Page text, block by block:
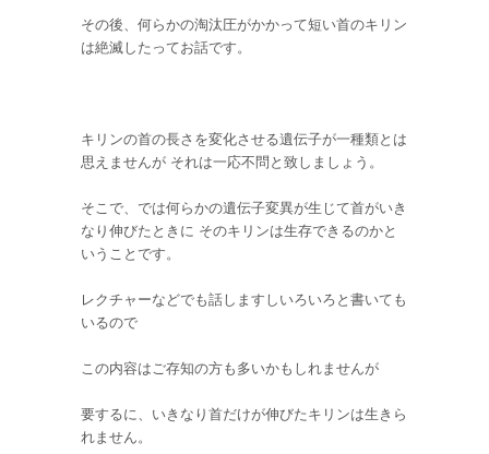
その後、何らかの淘汰圧がかかって短い首のキリン
は絶滅したってお話です。
キリンの首の長さを変化させる遺伝子が一種類とは
思えませんが それは一応不問と致しましょう。
そこで、では何らかの遺伝子変異が生じて首がいき
なり伸びたときに そのキリンは生存できるのかと
いうことです。
レクチャーなどでも話しますしいろいろと書いても
いるので
この内容はご存知の方も多いかもしれませんが
要するに、いきなり首だけが伸びたキリンは生きら
れません。